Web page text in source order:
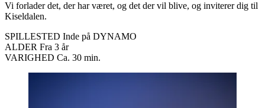
Vi forlader det, der har været, og det der vil blive, og inviterer dig til
Kiseldalen.
SPILLESTED Inde på DYNAMO
ALDER Fra 3 år
VARIGHED Ca. 30 min.